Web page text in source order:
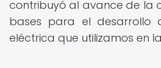
contribuyó al avance de la
bases para el desarrollo
eléctrica que utilizamos en